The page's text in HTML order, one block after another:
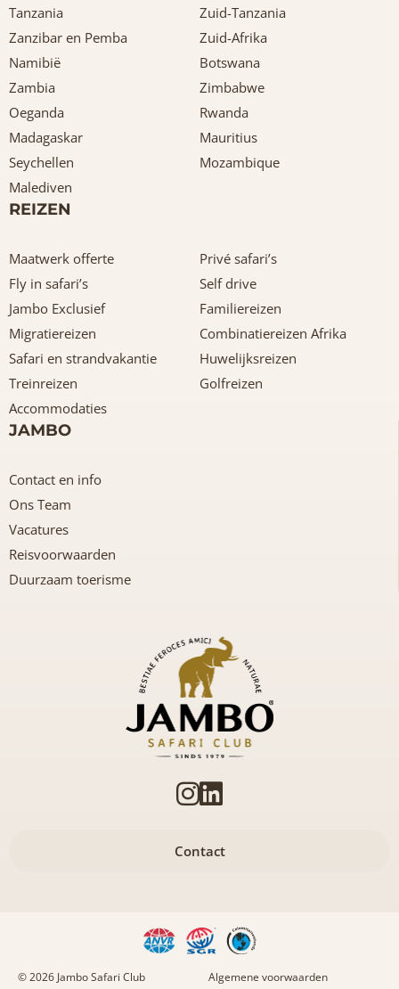
Tanzania
Zuid-Tanzania
Zanzibar en Pemba
Zuid-Afrika
Namibië
Botswana
Zambia
Zimbabwe
Oeganda
Rwanda
Madagaskar
Mauritius
Seychellen
Mozambique
Malediven
REIZEN
Maatwerk offerte
Privé safari’s
Fly in safari’s
Self drive
Jambo Exclusief
Familiereizen
Migratiereizen
Combinatiereizen Afrika
Safari en strandvakantie
Huwelijksreizen
Treinreizen
Golfreizen
Accommodaties
JAMBO
Contact en info
Ons Team
Vacatures
Reisvoorwaarden
Duurzaam toerisme
Contact
© 2026 Jambo Safari Club Algemene voorwaarden